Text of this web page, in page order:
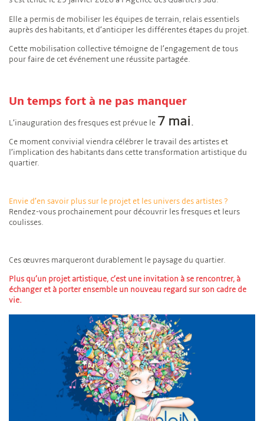
Elle a permis de mobiliser les équipes de terrain, relais essentiels
auprès des habitants, et d’anticiper les différentes étapes du projet.
Cette mobilisation collective témoigne de l’engagement de tous
pour faire de cet événement une réussite partagée.
Un temps fort à ne pas manquer
L’inauguration des fresques est prévue le 7 mai.
Ce moment convivial viendra célébrer le travail des artistes et
l’implication des habitants dans cette transformation artistique du
quartier.
Envie d’en savoir plus sur le projet et les univers des artistes ?
Rendez-vous prochainement pour découvrir les fresques et leurs
coulisses.
Ces œuvres marqueront durablement le paysage du quartier.
Plus qu’un projet artistique, c’est une invitation à se rencontrer, à
échanger et à porter ensemble un nouveau regard sur son cadre de
vie.